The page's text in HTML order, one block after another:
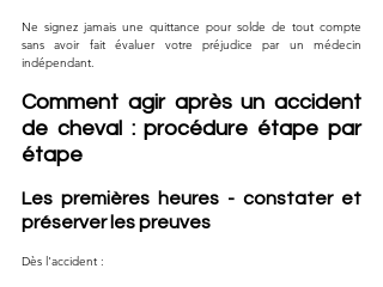
Ne signez jamais une quittance pour solde de tout compte
sans avoir fait évaluer votre préjudice par un médecin
indépendant.
Comment agir après un accident
de cheval : procédure étape par
étape
Les premières heures - constater et
préserver les preuves
Dès l'accident :